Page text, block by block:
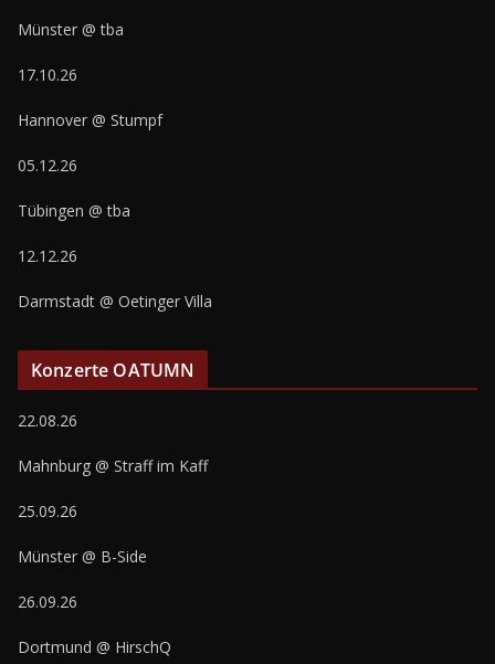
Münster @ tba
17.10.26
Hannover @ Stumpf
05.12.26
Tübingen @ tba
12.12.26
Darmstadt @ Oetinger Villa
Konzerte OATUMN
22.08.26
Mahnburg @ Straff im Kaff
25.09.26
Münster @ B-Side
26.09.26
Dortmund @ HirschQ